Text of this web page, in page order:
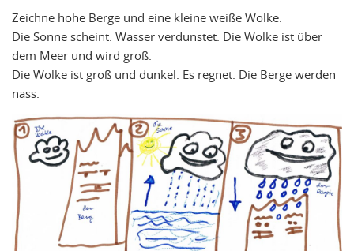
Zeichne hohe Berge und eine kleine weiße Wolke.
Die Sonne scheint. Wasser verdunstet. Die Wolke ist über
dem Meer und wird groß.
Die Wolke ist groß und dunkel. Es regnet. Die Berge werden
nass.